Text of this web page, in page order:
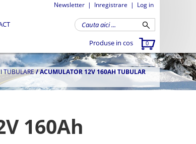
Newsletter | Inregistrare | Log in
Produse in cos 0
TUBULARE/ACUMULATOR 12V 160AH TUBULAR
160Ah